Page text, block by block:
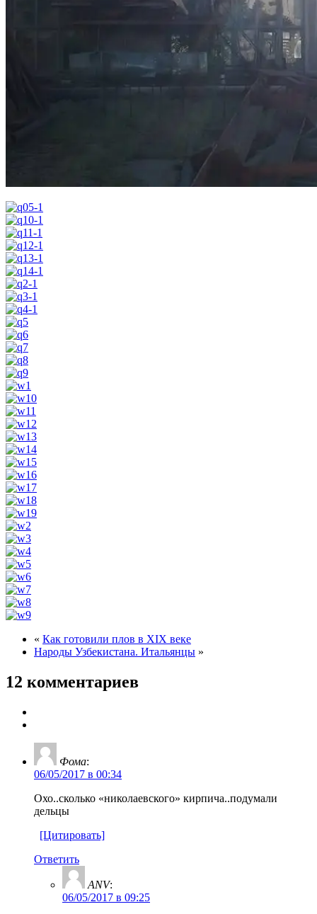
« Как готовили плов в XIX веке
Народы Узбекистана. Итальянцы »
12 комментариев
Фома:
06/05/2017 в 00:34
Охо..сколько «николаевского» кирпича..подумали
дельцы
[Цитировать]
Ответить
ANV:
06/05/2017 в 09:25